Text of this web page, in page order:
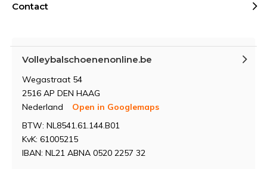
Contact
Volleybalschoenenonline.be
Wegastraat 54
2516 AP DEN HAAG
Nederland
Open in Googlemaps
BTW: NL8541.61.144.B01
KvK: 61005215
IBAN: NL21 ABNA 0520 2257 32